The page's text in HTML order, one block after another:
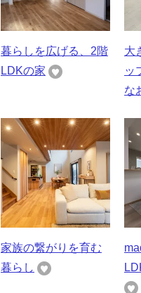
暮らしを広げる、2階
LDKの家
大
ッ
な
家族の繋がりを育む
暮らし